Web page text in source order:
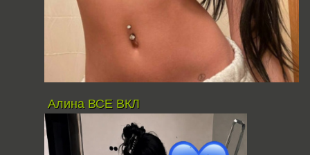
Алина ВСЕ ВКЛ